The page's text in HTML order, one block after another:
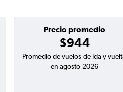
Precio promedio
$944
Promedio de vuelos de ida y
en agosto 2026